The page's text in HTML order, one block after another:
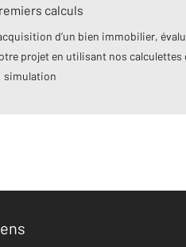
calculs
d’un bien immobilier,
projet en utilisant nos calculettes
simulation